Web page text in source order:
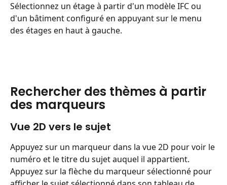
Sélectionnez un étage à partir d'un modèle IFC ou
d'un bâtiment configuré en appuyant sur le menu
des étages en haut à gauche.
Rechercher des thèmes à partir
des marqueurs
Vue 2D vers le sujet
Appuyez sur un marqueur dans la vue 2D pour voir le
numéro et le titre du sujet auquel il appartient.
Appuyez sur la flèche du marqueur sélectionné pour